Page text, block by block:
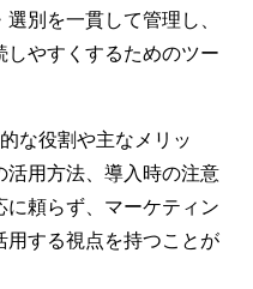
別を一貫して管理し、
やすくするためのツー
な役割や主なメリッ
活用方法、導入時の注意
頼らず、マーケティン
する視点を持つことが